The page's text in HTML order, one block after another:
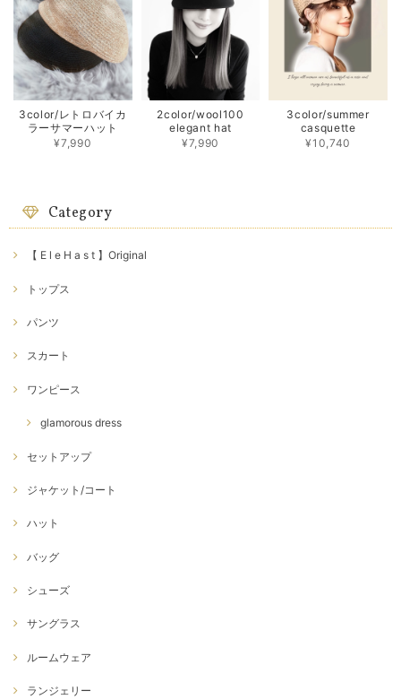
3color/レトロバイカ
ラーサマーハット
¥7,990
2color/wool100
elegant hat
¥7,990
3color/summer
casquette
¥10,740
Category
【 E l e H a s t 】Original
トップス
パンツ
スカート
ワンピース
glamorous dress
セットアップ
ジャケット/コート
ハット
バッグ
シューズ
サングラス
ルームウェア
ランジェリー